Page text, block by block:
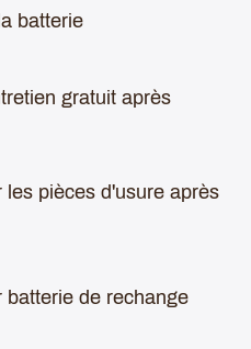
freins MAGURA MT7
machine de compétition,
batterie
gratuit après
les pièces d'usure après
batterie de rechange